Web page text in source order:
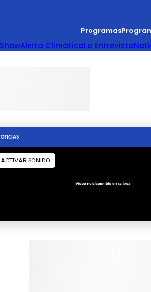
Programas
ShowAlerta ClimáticaLa Entrevista